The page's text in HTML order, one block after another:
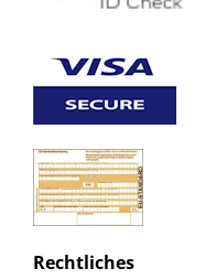
Rechtliches